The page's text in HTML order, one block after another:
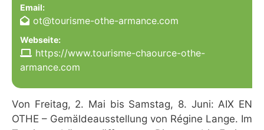
Email:
ot@tourisme-othe-armance.com
Webseite:
https://www.tourisme-chaource-othe-
armance.com
Von Freitag, 2. Mai bis Samstag, 8. Juni: AIX EN
OTHE – Gemäldeausstellung von Régine Lange. Im